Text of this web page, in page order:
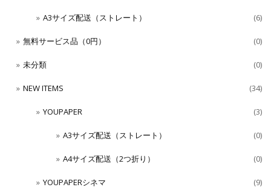
A3サイズ配送（ストレート） (6)
無料サービス品（0円） (0)
未分類 (0)
NEW ITEMS (34)
YOUPAPER (3)
A3サイズ配送（ストレート） (0)
A4サイズ配送（2つ折り） (0)
YOUPAPERシネマ (9)